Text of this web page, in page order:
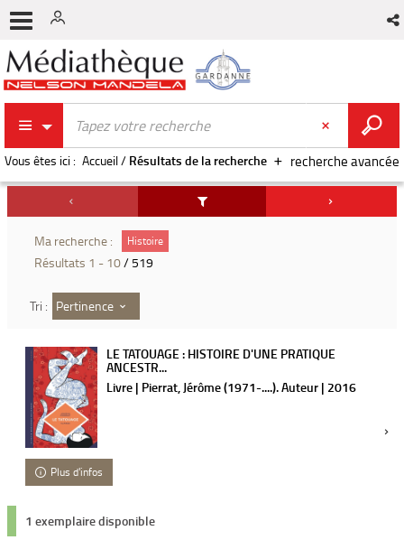
recherche avancée
Vous êtes ici : Accueil/ Résultats de la recherche
Ma recherche : Histoire
Résultats 1 - 10/ 519
Tri : Pertinence
LE TATOUAGE : HISTOIRE D'UNE PRATIQUE
ANCESTR...
Livre | Pierrat, Jérôme (1971-....). Auteur | 2016
Plus d'infos
1 exemplaire disponible